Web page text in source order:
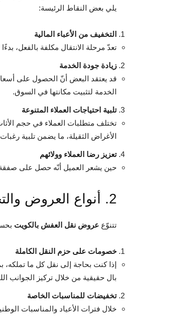
يلي بعض النقاط الرئيسة:
التخفيف من الأعباء المالية
تعدّ مرحلة الانتقال مكلفة بالفعل،
زيادة جودة الخدمة
قد يعتقد البعض أنّ الحصول على
الخدمة لتثبيت مكانتها في السوق.
تلبية احتياجات العملاء المتنوعة
تختلف متطلبات العملاء في حجم
الأغراض الثقيلة، ما يضمن تلبية
تعزيز رضا العملاء وولائهم
حين يشعر العميل أنّه حصل على صفقة
2. أنواع العروض والتخفيضات في عروض نقل العفش بالكويت
تتنوّع عروض نقل العفش بالكويت
خصومات على حزم النقل الكاملة
إذا كنت بحاجة إلى نقل كل ما
بال حقيقية من خلال تركيز الجوانب
تخفيضات للمناسبات الخاصة